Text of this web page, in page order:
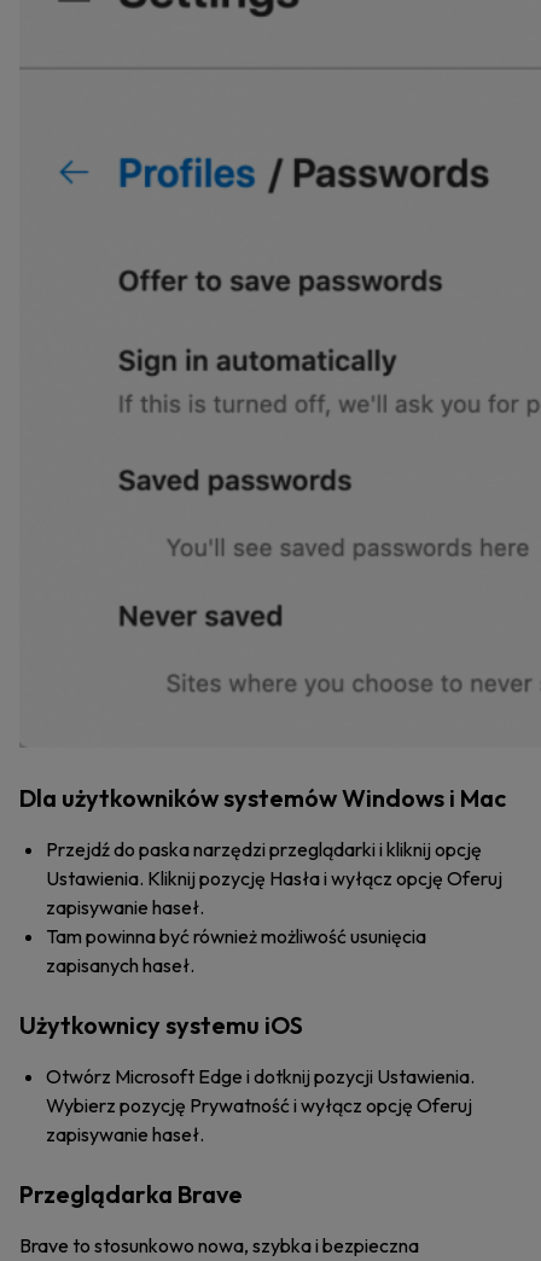
Dla użytkowników systemów Windows i Mac
Przejdź do paska narzędzi przeglądarki i kliknij opcję
Ustawienia. Kliknij pozycję Hasła i wyłącz opcję Oferuj
zapisywanie haseł.
Tam powinna być również możliwość usunięcia
zapisanych haseł.
Użytkownicy systemu iOS
Otwórz Microsoft Edge i dotknij pozycji Ustawienia.
Wybierz pozycję Prywatność i wyłącz opcję Oferuj
zapisywanie haseł.
Przeglądarka Brave
Brave to stosunkowo nowa, szybka i bezpieczna